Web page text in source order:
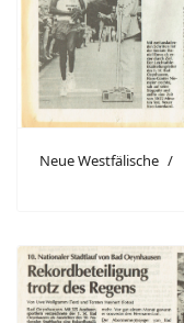
Neue Westfälische